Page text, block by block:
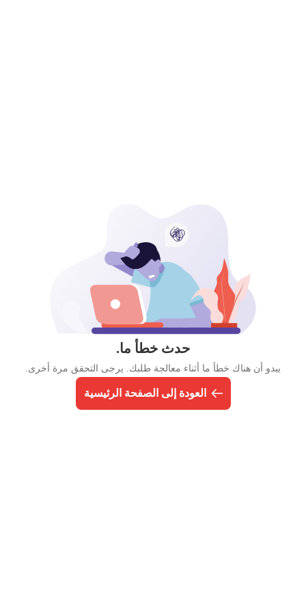
حدث خطأ ما.
يبدو أن هناك خطأ ما أثناء معالجة طلبك. يرجى التحقق مرة أخرى.
العودة إلى الصفحة الرئيسية